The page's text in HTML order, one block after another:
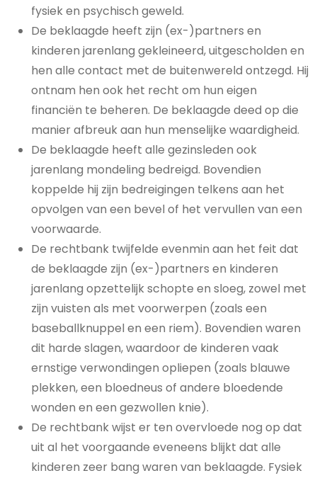
fysiek en psychisch geweld.
De beklaagde heeft zijn (ex-)partners en
kinderen jarenlang gekleineerd, uitgescholden en
hen alle contact met de buitenwereld ontzegd. Hij
ontnam hen ook het recht om hun eigen
financiën te beheren. De beklaagde deed op die
manier afbreuk aan hun menselijke waardigheid.
De beklaagde heeft alle gezinsleden ook
jarenlang mondeling bedreigd. Bovendien
koppelde hij zijn bedreigingen telkens aan het
opvolgen van een bevel of het vervullen van een
voorwaarde.
De rechtbank twijfelde evenmin aan het feit dat
de beklaagde zijn (ex-)partners en kinderen
jarenlang opzettelijk schopte en sloeg, zowel met
zijn vuisten als met voorwerpen (zoals een
baseballknuppel en een riem). Bovendien waren
dit harde slagen, waardoor de kinderen vaak
ernstige verwondingen opliepen (zoals blauwe
plekken, een bloedneus of andere bloedende
wonden en een gezwollen knie).
De rechtbank wijst er ten overvloede nog op dat
uit al het voorgaande eveneens blijkt dat alle
kinderen zeer bang waren van beklaagde. Fysiek